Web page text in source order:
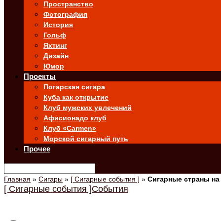
Пространство
Фотография
История
Гольф
Яхтинг
Дизайн
Юмор
Проекты
Погарская сигара
Куба как открытие
Клуб мужских увлечений
Афисионадо клуб
Клуб «Carmen»
Морской сигарный путь
Прочее
Главная » Сигары » [ Сигарные события ] » Сигарные страны
[ Сигарные события ]События